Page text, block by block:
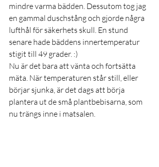
mindre varma bädden. Dessutom tog jag
en gammal duschstång och gjorde några
lufthål för säkerhets skull. En stund
senare hade bäddens innertemperatur
stigit till 49 grader. :)
Nu är det bara att vänta och fortsätta
mäta. När temperaturen står still, eller
börjar sjunka, är det dags att börja
plantera ut de små plantbebisarna, som
nu trängs inne i matsalen.